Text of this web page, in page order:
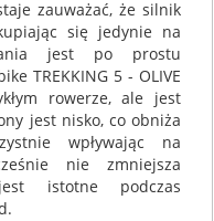
zauważać, że silnik
się jedynie na
jest po prostu
TREKKING 5 - OLIVE
rowerze, ale jest
jest nisko, co obniża
wpływając na
nie zmniejsza
istotne podczas